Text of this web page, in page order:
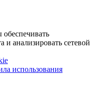
и анализировать сетевой
использования